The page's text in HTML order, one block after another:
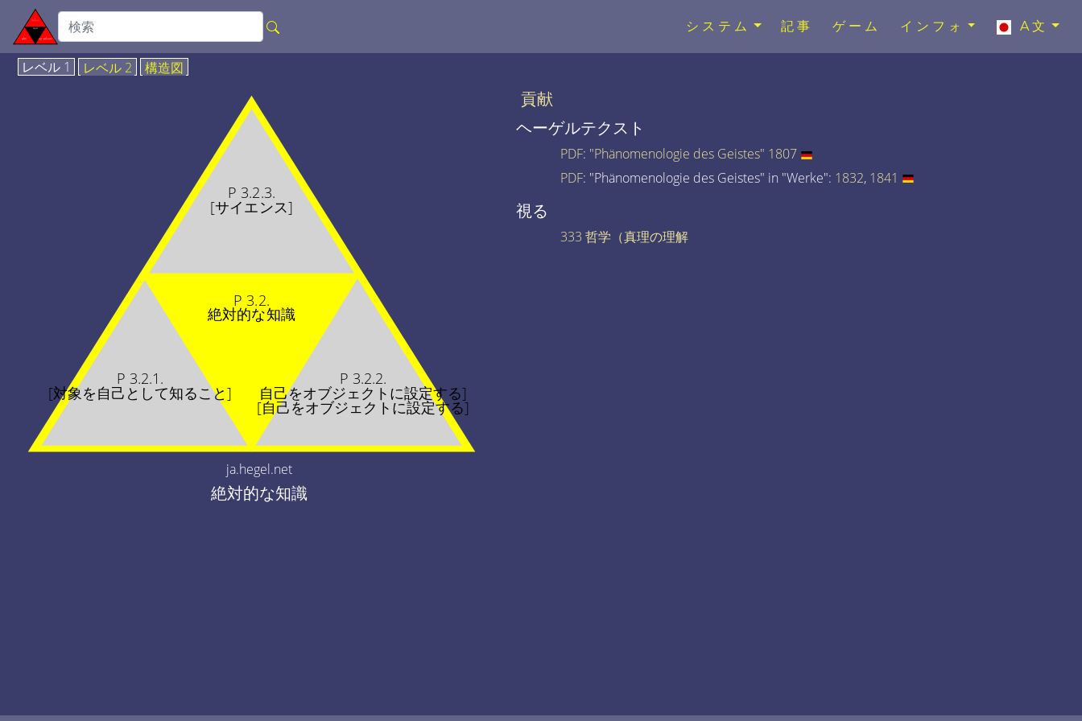
システム 記事 ゲーム インフォ A文
レベル 1 レベル 2 構造図
P 3.2.
絶対的な知識
P 3.2.1.
[対象を自己として知ること]
P 3.2.2.
自己をオブジェクトに設定する]
[自己をオブジェクトに設定する]
P 3.2.3.
[サイエンス]
ja.hegel.net
絶対的な知識
貢献
ヘーゲルテクスト
PDF: "Phänomenologie des Geistes" 1807
PDF: "Phänomenologie des Geistes" in "Werke": 1832, 1841
視る
333 哲学（真理の理解